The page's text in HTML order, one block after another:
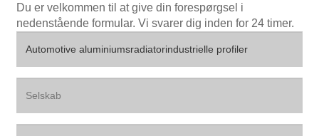
Du er velkommen til at give din forespørgsel i
nedenstående formular. Vi svarer dig inden for 24 timer.